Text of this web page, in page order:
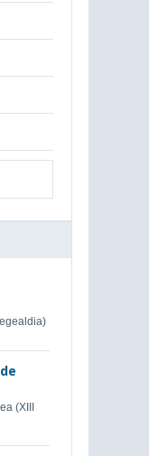
(XIII